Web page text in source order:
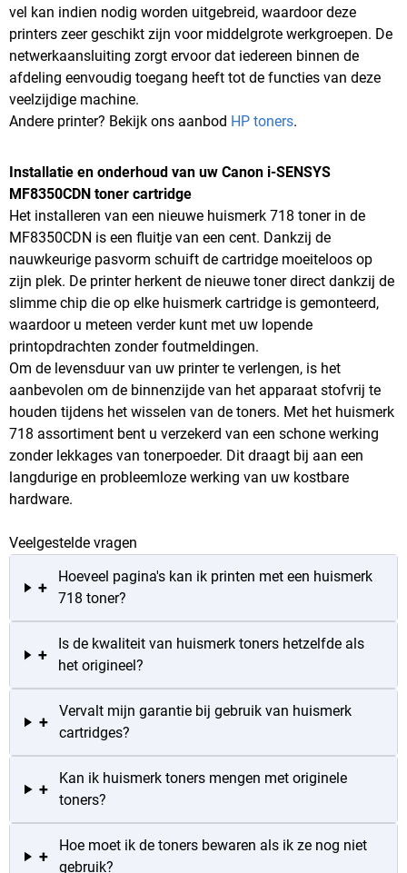
vel kan indien nodig worden uitgebreid, waardoor deze
printers zeer geschikt zijn voor middelgrote werkgroepen. De
netwerkaansluiting zorgt ervoor dat iedereen binnen de
afdeling eenvoudig toegang heeft tot de functies van deze
veelzijdige machine.
Andere printer? Bekijk ons aanbod HP toners.
Installatie en onderhoud van uw Canon i-SENSYS
MF8350CDN toner cartridge
Het installeren van een nieuwe huismerk 718 toner in de
MF8350CDN is een fluitje van een cent. Dankzij de
nauwkeurige pasvorm schuift de cartridge moeiteloos op
zijn plek. De printer herkent de nieuwe toner direct dankzij de
slimme chip die op elke huismerk cartridge is gemonteerd,
waardoor u meteen verder kunt met uw lopende
printopdrachten zonder foutmeldingen.
Om de levensduur van uw printer te verlengen, is het
aanbevolen om de binnenzijde van het apparaat stofvrij te
houden tijdens het wisselen van de toners. Met het huismerk
718 assortiment bent u verzekerd van een schone werking
zonder lekkages van tonerpoeder. Dit draagt bij aan een
langdurige en probleemloze werking van uw kostbare
hardware.
Veelgestelde vragen
+
Hoeveel pagina's kan ik printen met een huismerk
718 toner?
+
Is de kwaliteit van huismerk toners hetzelfde als
het origineel?
+
Vervalt mijn garantie bij gebruik van huismerk
cartridges?
+
Kan ik huismerk toners mengen met originele
toners?
+
Hoe moet ik de toners bewaren als ik ze nog niet
gebruik?